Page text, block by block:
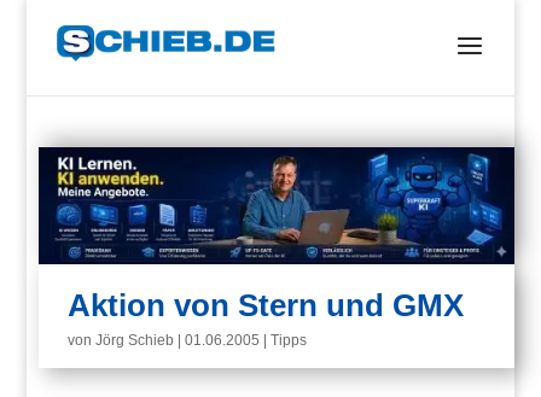
Aktion von Stern und GMX
vonJörg Schieb |01.06.2005 |Tipps